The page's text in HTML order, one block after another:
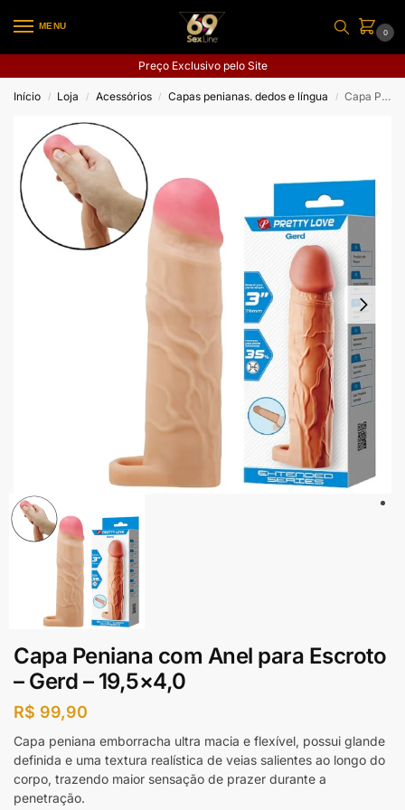
MENU
0
Preço Exclusivo pelo Site
Início / Loja / Acessórios / Capas penianas. dedos e língua / Capa Peniana com Anel para Escroto – Gerd – 19,5×4,0
Capa Peniana com Anel para Escroto
– Gerd – 19,5×4,0
R$ 99,90
Capa peniana emborracha ultra macia e flexível, possui glande
definida e uma textura realística de veias salientes ao longo do
corpo, trazendo maior sensação de prazer durante a
penetração.